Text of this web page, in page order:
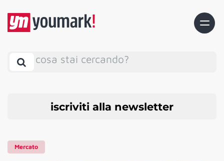
cosa stai cercando?
iscriviti alla newsletter
Mercato